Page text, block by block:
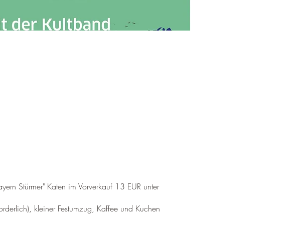
Stürmer" Katen im Vorverkauf 13 EUR unter
kleiner Festumzug, Kaffee und Kuchen